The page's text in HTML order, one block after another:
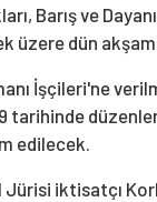
Barış ve
üzere dün
İşçileri'ne
tarihinde
edilecek.
Jürisi iktisatçı